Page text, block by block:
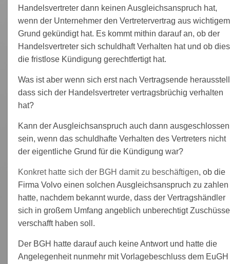
Handelsvertreter dann keinen Ausgleichsanspruch hat,
wenn der Unternehmer den Vertretervertrag aus wichtigem
Grund gekündigt hat. Es kommt mithin darauf an, ob der
Handelsvertreter sich schuldhaft Verhalten hat und ob dies
die fristlose Kündigung gerechtfertigt hat.
Was ist aber wenn sich erst nach Vertragsende
dass sich der Handelsvertreter vertragsbrüchig verhalten
hat?
Kann der Ausgleichsanspruch auch dann ausgeschlossen
sein, wenn das schuldhafte Verhalten des Vertreters nicht
der eigentliche Grund für die Kündigung war?
Konkret hatte sich der BGH damit zu beschäftigen, ob die
Firma Volvo einen solchen Ausgleichsanspruch zu zahlen
hatte, nachdem bekannt wurde, dass der Vertragshändler
sich in großem Umfang angeblich unberechtigt Zuschüsse
verschafft haben soll.
Der BGH hatte darauf auch keine Antwort und hatte die
Angelegenheit nunmehr mit Vorlagebeschluss dem EuGH